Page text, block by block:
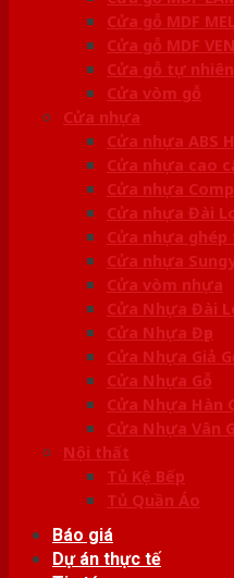
Cửa gỗ MDF
Cửa gỗ MDF
Cửa gỗ tự nhiên
Cửa vòm gỗ
Cửa nhựa
Cửa nhựa ABS
Cửa nhựa cao
Cửa nhựa
Cửa nhựa Đài
Cửa nhựa ghép
Cửa nhựa
Cửa vòm nhựa
Cửa Nhựa Đài
Cửa Nhựa Đẹp
Cửa Nhựa Giả
Cửa Nhựa Gỗ
Cửa Nhựa Hàn
Cửa Nhựa Vân
Nội thất
Tủ Kệ Bếp
Tủ Quần Áo
Báo giá
Dự án thực tế